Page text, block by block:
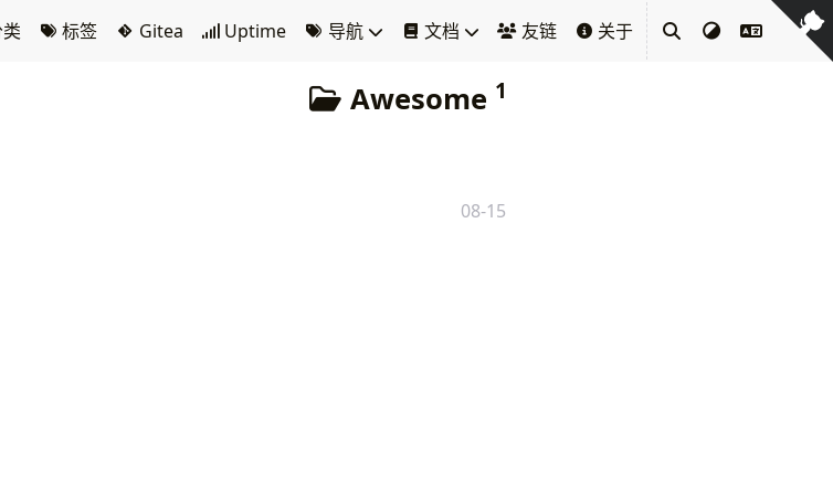
标签 Gitea Uptime 导航 文档 友链 关于
Awesome 1
08-15